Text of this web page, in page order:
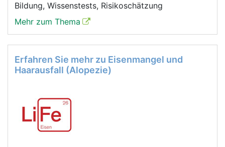
Bildung, Wissenstests, Risikoschätzung
Mehr zum Thema
Erfahren Sie mehr zu Eisenmangel und
Haarausfall (Alopezie)